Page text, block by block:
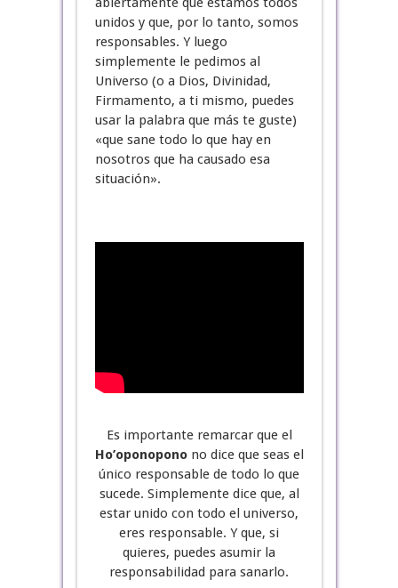
unidos y que, por lo tanto, somos
responsables. Y luego
simplemente le pedimos al
Universo (o a Dios, Divinidad,
Firmamento, a ti mismo, puedes
usar la palabra que más te guste)
«que sane todo lo que hay en
nosotros que ha causado esa
situación».
Es importante remarcar que el
Ho’oponoponono dice que seas el
único responsable de todo lo que
sucede. Simplemente dice que, al
estar unido con todo el universo,
eres responsable. Y que, si
quieres, puedes asumir la
responsabilidad para sanarlo.